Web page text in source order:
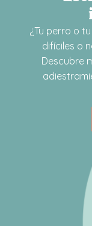
¿Tu perro o
difíciles o
Descubre